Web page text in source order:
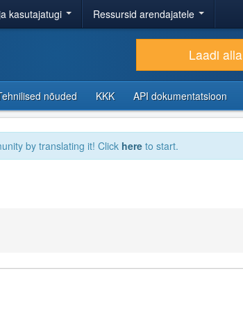
kasutajatugi Ressursid arendajatele
Laadi alla
nõuded KKK API dokumentatsioon
by translating it! Click here to start.